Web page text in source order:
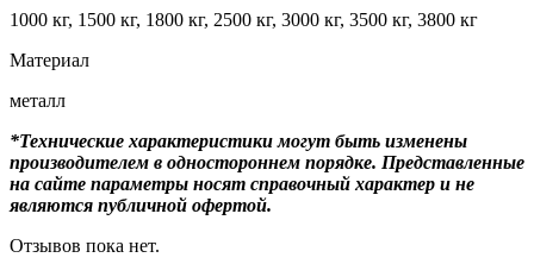
1000 кг, 1500 кг, 1800 кг, 2500 кг, 3000 кг, 3500 кг, 3800 кг
Материал
металл
*Технические характеристики могут быть изменены
производителем в одностороннем порядке. Представленные
на сайте параметры носят справочный характер и не
являются публичной офертой.
Отзывов пока нет.